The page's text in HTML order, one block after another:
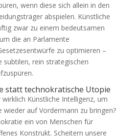
wenn diese sich allein in den
abspielen. Künstliche
zwar zu einem bedeutsamen
die an Parlamente
zu optimieren –
subtilen, rein strategischen
statt technokratische Utopie
Künstliche Intelligenz, um
auf Vordermann zu bringen?
ein von Menschen für
Konstrukt. Scheitern unsere